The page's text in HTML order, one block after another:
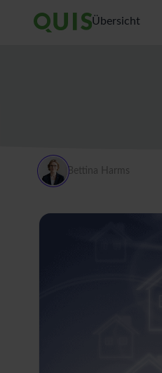
Übersicht
Bettina Harms